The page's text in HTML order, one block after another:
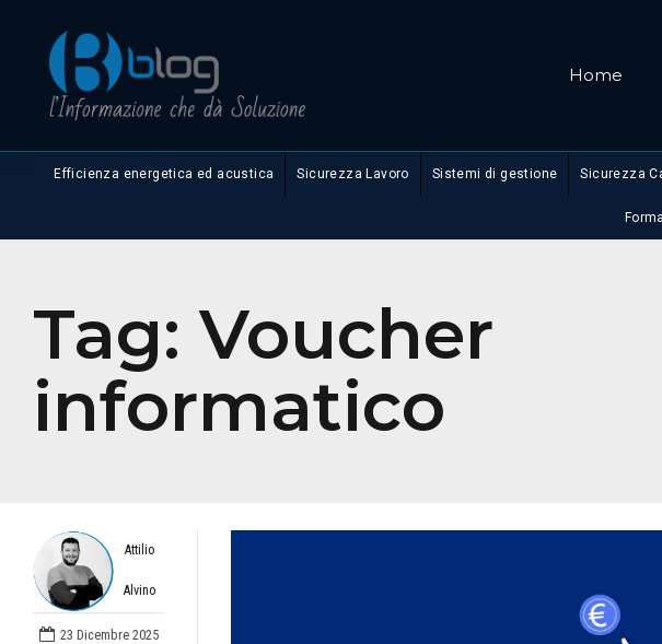
Home
Efficienza energetica ed acustica Sicurezza Lavoro Sistemi di gestione Sicurezza
Tag:Voucher
informatico
Attilio
Alvino
23 Dicembre 2025